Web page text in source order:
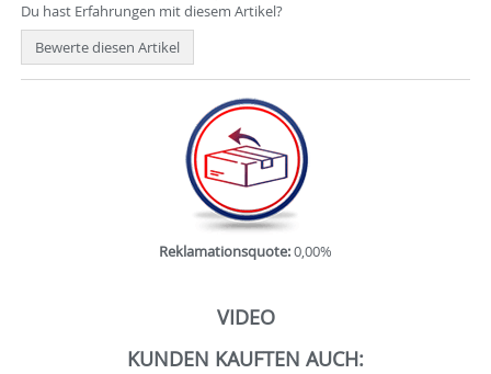
Du hast Erfahrungen mit diesem Artikel?
Bewerte diesen Artikel
Reklamationsquote:0,00%
VIDEO
KUNDEN KAUFTEN AUCH: